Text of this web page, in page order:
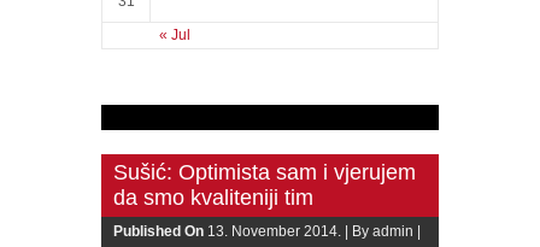
« Jul
Sušić: Optimista sam i vjerujem
da smo kvaliteniji tim
Published On 13. November 2014. |
By admin |